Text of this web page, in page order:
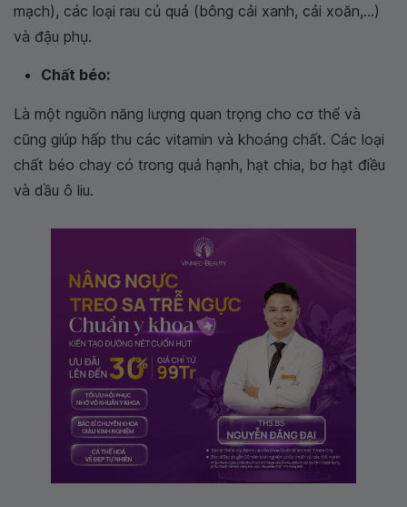
mạch), các loại rau củ quả (bông cải xanh, cải xoăn,...)
và đậu phụ.
Chất béo:
Là một nguồn năng lượng quan trọng cho cơ thể và
cũng giúp hấp thu các vitamin và khoáng chất. Các loại
chất béo chay có trong quả hạnh, hạt chia, bơ hạt điều
và dầu ô liu.